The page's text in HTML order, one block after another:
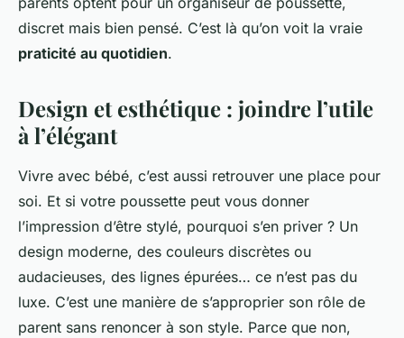
discret mais bien pensé. C’est là qu’on voit la vraie
praticité au quotidien.
Design et esthétique : joindre l’utile
à l’élégant
Vivre avec bébé, c’est aussi retrouver une place pour
soi. Et si votre poussette peut vous donner
l’impression d’être stylé, pourquoi s’en priver ? Un
design moderne, des couleurs discrètes ou
audacieuses, des lignes épurées… ce n’est pas du
luxe. C’est une manière de s’approprier son rôle de
parent sans renoncer à son style. Parce que non,